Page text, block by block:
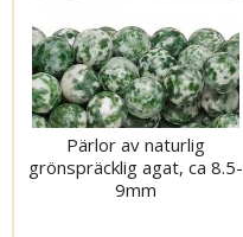
Pärlor av naturlig
grönspräcklig agat, ca 8.5-
9mm